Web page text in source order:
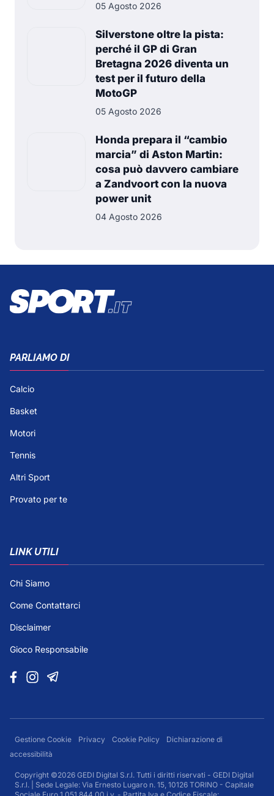
05 Agosto 2026
Silverstone oltre la pista:
perché il GP di Gran
Bretagna 2026 diventa un
test per il futuro della
MotoGP
05 Agosto 2026
Honda prepara il “cambio
marcia” di Aston Martin:
cosa può davvero cambiare
a Zandvoort con la nuova
power unit
04 Agosto 2026
PARLIAMO DI
Calcio
Basket
Motori
Tennis
Altri Sport
Provato per te
LINK UTILI
Chi Siamo
Come Contattarci
Disclaimer
Gioco Responsabile
Gestione Cookie Privacy Cookie Policy
Dichiarazione di
accessibilità
Copyright ©2026 GEDI Digital S.r.l. Tutti i diritti riservati - GEDI Digital
S.r.l. | Sede Legale: Via Ernesto Lugaro n. 15, 10126 TORINO - Capitale